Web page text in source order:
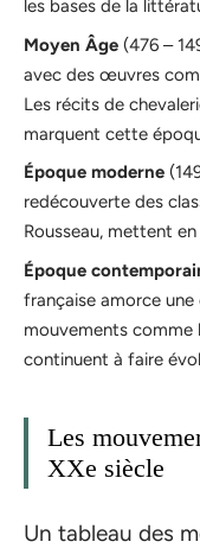
les bases de la
Moyen Âge (476 –
avec des œuvres
Les récits de
marquent cette
Époque moderne
redécouverte des
Rousseau, mettent
Époque
française amorce une
mouvements comme
continuent à faire
Les
XXe siècle
Un tableau des